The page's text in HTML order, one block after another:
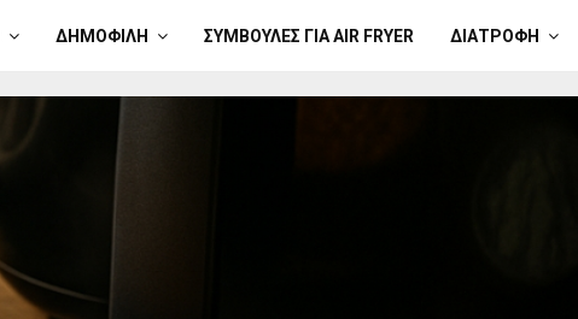
ΔΗΜΟΦΙΛΉ ΣΥΜΒΟΥΛΈΣ ΓΙΑ AIR FRYER ΔΙΑΤΡΟΦΉ